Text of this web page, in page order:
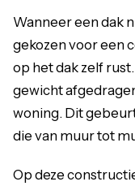
Wanneer een dak
gekozen voor een
op het dak zelf
gewicht
woning. Dit
die van muur tot
Op deze